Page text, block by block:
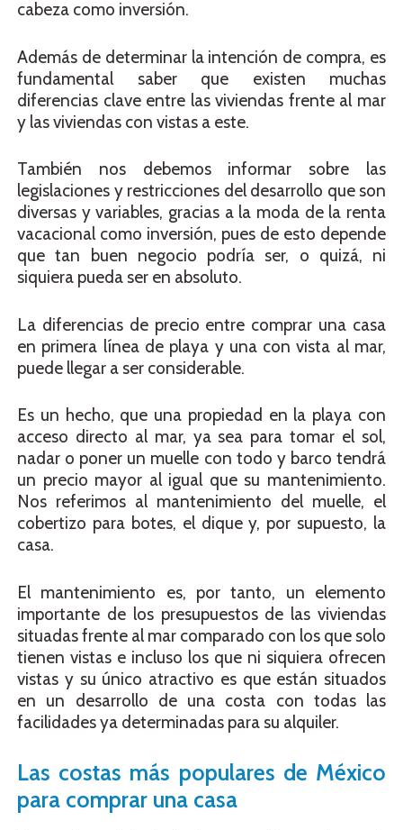
cabeza como inversión.
Además de determinar la intención de compra, es
fundamental saber que existen muchas
diferencias clave entre las viviendas frente al mar
y las viviendas con vistas a este.
También nos debemos informar sobre las
legislaciones y restricciones del desarrollo que son
diversas y variables, gracias a la moda de la renta
vacacional como inversión, pues de esto depende
que tan buen negocio podría ser, o quizá, ni
siquiera pueda ser en absoluto.
La diferencias de precio entre comprar una casa
en primera línea de playa y una con vista al mar,
puede llegar a ser considerable.
Es un hecho, que una propiedad en la playa con
acceso directo al mar, ya sea para tomar el sol,
nadar o poner un muelle con todo y barco tendrá
un precio mayor al igual que su mantenimiento.
Nos referimos al mantenimiento del muelle, el
cobertizo para botes, el dique y, por supuesto, la
casa.
El mantenimiento es, por tanto, un elemento
importante de los presupuestos de las viviendas
situadas frente al mar comparado con los que solo
tienen vistas e incluso los que ni siquiera ofrecen
vistas y su único atractivo es que están situados
en un desarrollo de una costa con todas las
facilidades ya determinadas para su alquiler.
Las costas más populares de México
para comprar una casa